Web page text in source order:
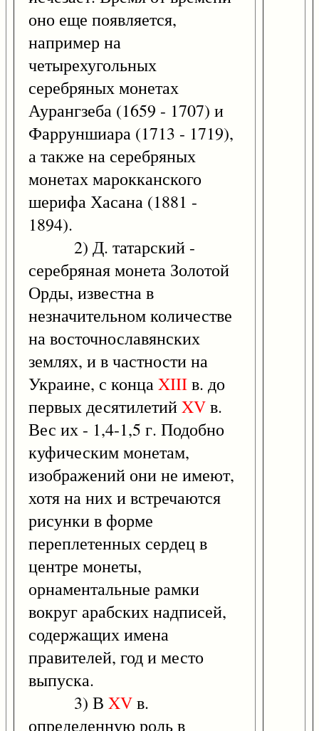
оно еще появляется,
например на
четырехугольных
серебряных монетах
Аурангзеба (1659 - 1707) и
Фарруншиара (1713 - 1719),
а также на серебряных
монетах марокканского
шерифа Хасана (1881 -
1894).
2) Д. татарский -
серебряная монета Золотой
Орды, известна в
незначительном количестве
на восточнославянских
землях, и в частности на
Украине, с концаXIIIв. до
первых десятилетийXVв.
Вес их - 1,4-1,5 г. Подобно
куфическим монетам,
изображений они не имеют,
хотя на них и встречаются
рисунки в форме
переплетенных сердец в
центре монеты,
орнаментальные рамки
вокруг арабских надписей,
содержащих имена
правителей, год и место
выпуска.
3) В XVв.
определенную роль в